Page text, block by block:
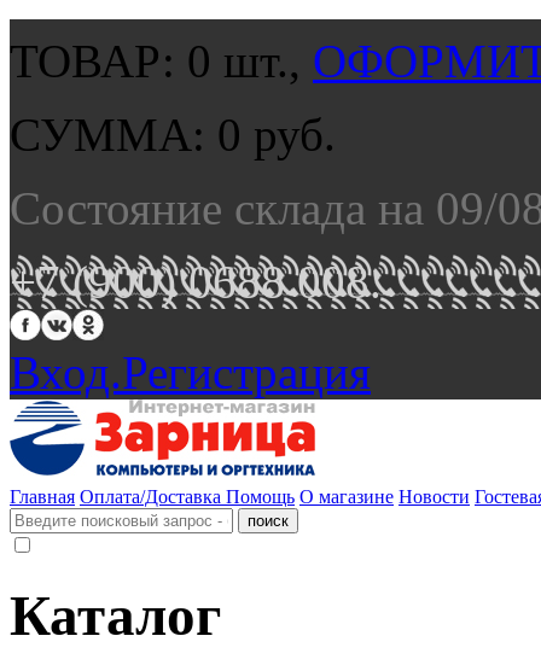
ТОВАР: 0 шт.,
СУММА: 0 руб.
Состояние склада на 09/
+7 (900) 0688 008.
Вход.Регистрация
Главная Оплата/Доставка Помощь О магазине Новости
Каталог